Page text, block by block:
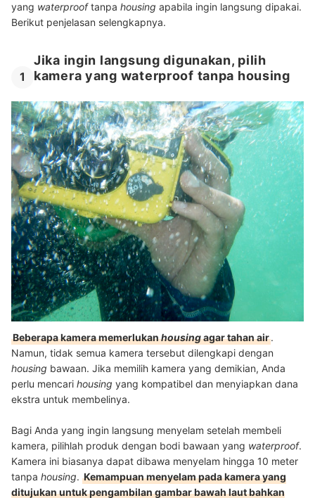
yang waterprooftanpa housing apabila ingin langsung dipakai.
Berikut penjelasan selengkapnya.
1
Jika ingin langsung digunakan, pilih
kamera yang waterproof tanpa housing
Beberapa kamera memerlukanhousingagar tahan air.
Namun, tidak semua kamera tersebut dilengkapi dengan
housing bawaan. Jika memilih kamera yang demikian, Anda
perlu mencari housing yang kompatibel dan menyiapkan dana
ekstra untuk membelinya.
Bagi Anda yang ingin langsung menyelam setelah membeli
kamera, pilihlah produk dengan bodi bawaan yang waterproof.
Kamera ini biasanya dapat dibawa menyelam hingga 10 meter
tanpa housing. Kemampuan menyelam pada kamera yang
ditujukan untuk pengambilan gambar bawah laut bahkan